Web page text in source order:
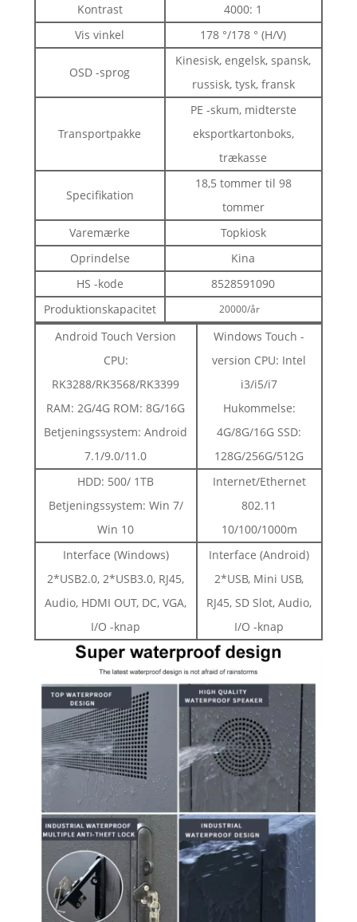
Kontrast
4000: 1
Vis vinkel
178 °/178 ° (H/V)
OSD -sprog
Kinesisk, engelsk, spansk,
russisk, tysk, fransk
Transportpakke
PE -skum, midterste
eksportkartonboks,
trækasse
Specifikation
18,5 tommer til 98
tommer
Varemærke
Topkiosk
Oprindelse
Kina
HS -kode
8528591090
Produktionskapacitet
20000/år
Android Touch Version
CPU:
RK3288/RK3568/RK3399
RAM: 2G/4G ROM: 8G/16G
Betjeningssystem: Android
7.1/9.0/11.0
Windows Touch -
version CPU: Intel
i3/i5/i7
Hukommelse:
4G/8G/16G SSD:
128G/256G/512G
HDD: 500/ 1TB
Betjeningssystem: Win 7/
Win 10
Internet/Ethernet
802.11
10/100/1000m
Interface (Windows)
2*USB2.0, 2*USB3.0, RJ45,
Audio, HDMI OUT, DC, VGA,
I/O -knap
Interface (Android)
2*USB, Mini USB,
RJ45, SD Slot, Audio,
I/O -knap